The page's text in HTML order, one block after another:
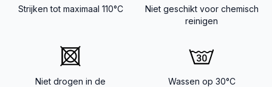
Strijken tot maximaal 110°C
Niet geschikt voor chemisch
reinigen
Niet drogen in de
Wassen op 30°C